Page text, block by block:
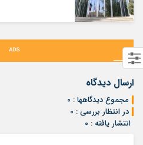
ارسال دیدگاه
مجموع دیدگاهها : ۰
در انتظار بررسی : ۰
انتشار یافته : ۰